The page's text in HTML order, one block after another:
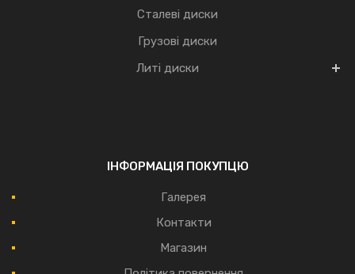
Сталеві диски
Грузові диски
Литі диски
ІНФОРМАЦІЯ ПОКУПЦЮ
Галерея
Контакти
Магазин